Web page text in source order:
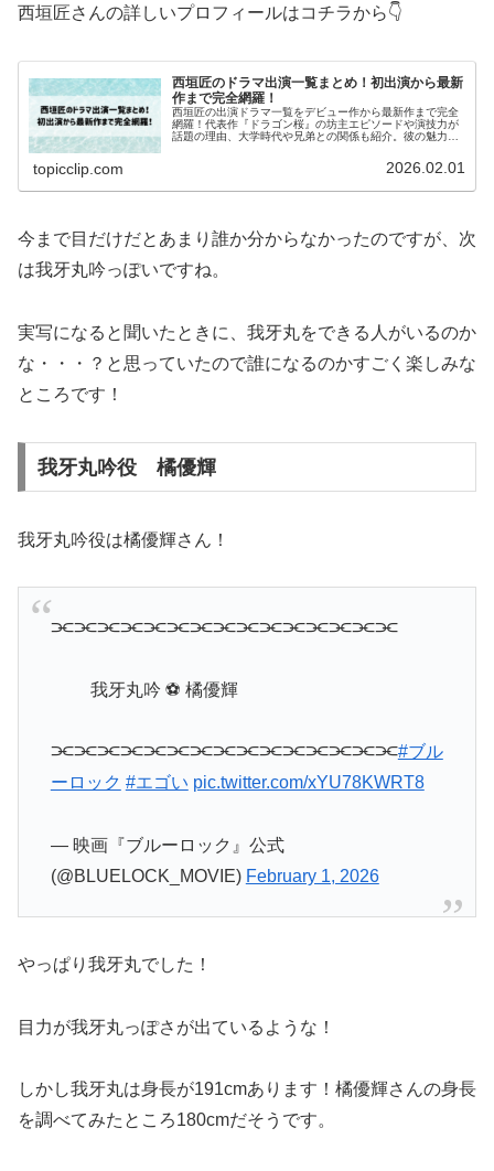
西垣匠さんの詳しいプロフィールはコチラから👇
西垣匠のドラマ出演一覧まとめ！初出演から最新
作まで完全網羅！
西垣匠の出演ドラマ一覧をデビュー作から最新作まで完全
網羅！代表作『ドラゴン桜』の坊主エピソードや演技力が
話題の理由、大学時代や兄弟との関係も紹介。彼の魅力と
topicclip.com 2026.02.01
今まで目だけだとあまり誰か分からなかったのですが、次
は我牙丸吟っぽいですね。
実写になると聞いたときに、我牙丸をできる人がいるのか
な・・・？と思っていたので誰になるのかすごく楽しみな
ところです！
我牙丸吟役 橘優輝
我牙丸吟役は橘優輝さん！
⫘⫘⫘⫘⫘⫘⫘⫘⫘⫘⫘⫘⫘⫘⫘
我牙丸吟 ⚽ 橘優輝
⫘⫘⫘⫘⫘⫘⫘⫘⫘⫘⫘⫘⫘⫘⫘#ブル
ーロック #エゴい pic.twitter.com/xYU78KWRT8
— 映画『ブルーロック』公式
(@BLUELOCK_MOVIE) February 1, 2026
やっぱり我牙丸でした！
目力が我牙丸っぽさが出ているような！
しかし我牙丸は身長が191cmあります！橘優輝さんの身長
を調べてみたところ180cmだそうです。